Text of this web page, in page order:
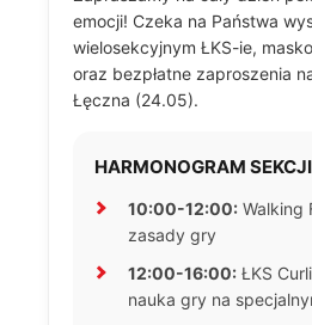
emocji! Czeka na Państwa
wielosekcyjnym ŁKS-ie,
oraz bezpłatne zaproszenia
Łęczna (24.05).
HARMONOGRAM
10:00-12:00: Walking
zasady gry
12:00-16:00: ŁKS
nauka gry na